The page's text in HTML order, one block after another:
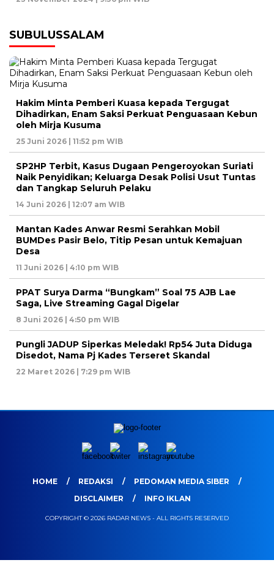
SUBULUSSALAM
Hakim Minta Pemberi Kuasa kepada Tergugat
Dihadirkan, Enam Saksi Perkuat Penguasaan Kebun
oleh Mirja Kusuma
25 Juni 2026 | 11:52 pm WIB
SP2HP Terbit, Kasus Dugaan Pengeroyokan Suriati
Naik Penyidikan; Keluarga Desak Polisi Usut Tuntas
dan Tangkap Seluruh Pelaku
14 Juni 2026 | 12:07 am WIB
Mantan Kades Anwar Resmi Serahkan Mobil
BUMDes Pasir Belo, Titip Pesan untuk Kemajuan
Desa
11 Juni 2026 | 4:10 pm WIB
PPAT Surya Darma “Bungkam” Soal 75 AJB Lae
Saga, Live Streaming Gagal Digelar
8 Juni 2026 | 4:50 pm WIB
Pungli JADUP Siperkas Meledak! Rp54 Juta Diduga
Disedot, Nama Pj Kades Terseret Skandal
22 Maret 2026 | 7:29 pm WIB
HOME REDAKSI
PEDOMAN MEDIA SIBER
DISCLAIMER
INFO IKLAN
COPYRIGHT © 2026 RADAR NEWS - ALL RIGHTS RESERVED